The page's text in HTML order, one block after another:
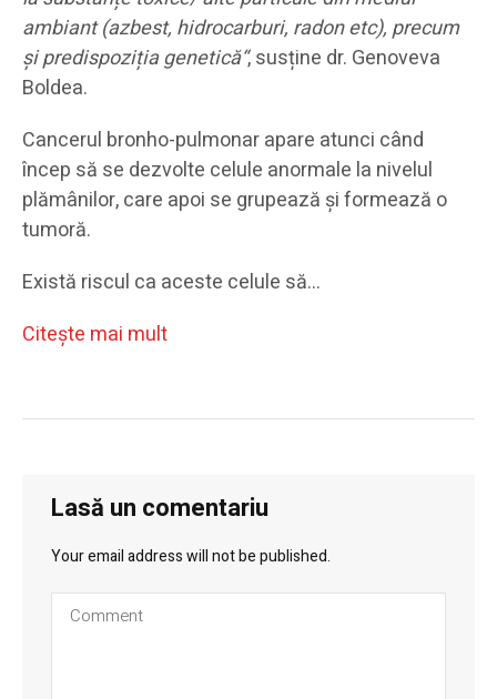
ambiant (azbest, hidrocarburi, radon etc), precum
și predispoziția genetică“, susține dr. Genoveva
Boldea.
Cancerul bronho-pulmonar apare atunci când
încep să se dezvolte celule anormale la nivelul
plămânilor, care apoi se grupează și formează o
tumoră.
Există riscul ca aceste celule să…
Citeşte mai mult
Lasă un comentariu
Your email address will not be published.